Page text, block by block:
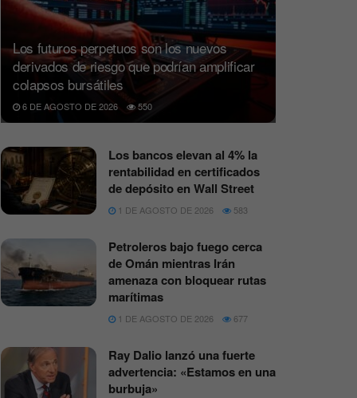
Los futuros perpetuos son los nuevos
derivados de riesgo que podrían amplificar
colapsos bursátiles
6 DE AGOSTO DE 2026 550
Los bancos elevan al 4% la
rentabilidad en certificados
de depósito en Wall Street
1 DE AGOSTO DE 2026 583
Petroleros bajo fuego cerca
de Omán mientras Irán
amenaza con bloquear rutas
marítimas
1 DE AGOSTO DE 2026 677
Ray Dalio lanzó una fuerte
advertencia: «Estamos en una
burbuja»